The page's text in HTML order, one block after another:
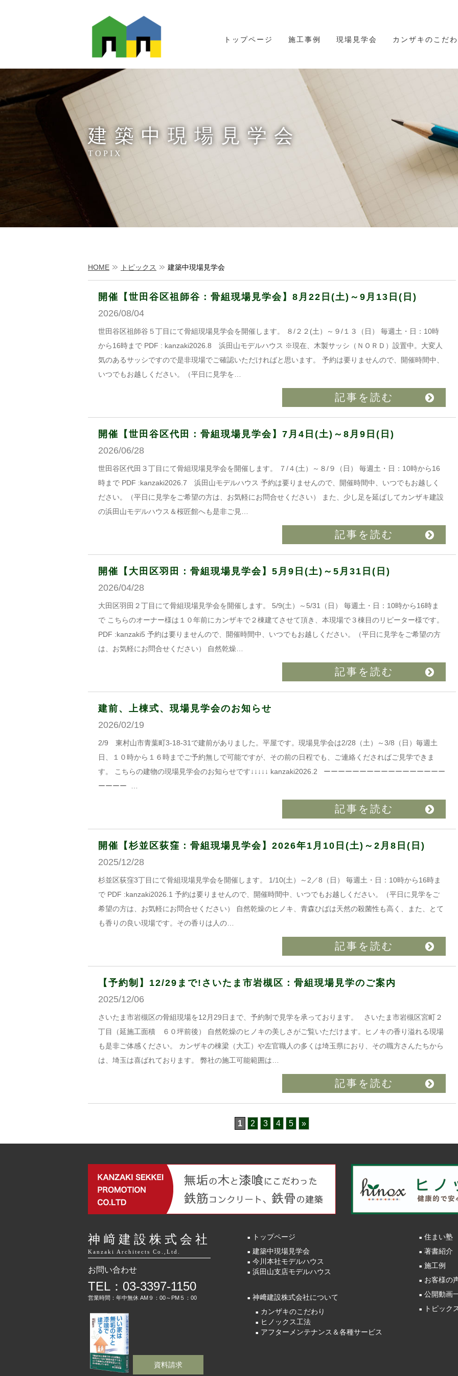
トップページ 施工事例 現場見学会 カンザキのこだわ
建築中現場見学会
TOPIX
HOME トピックス 建築中現場見学会
開催【世田谷区祖師谷：骨組現場見学会】8月22日(土)～9月13日(日)
2026/08/04
世田谷区祖師谷５丁目にて骨組現場見学会を開催します。 ８/２２(土）～９/１３（日） 毎週土・日：10時
から16時まで PDF : kanzaki2026.8 浜田山モデルハウス ※現在、木製サッシ（ＮＯＲＤ）設置中。大変人
気のあるサッシですので是非現場でご確認いただければと思います。 予約は要りませんので、開催時間中、
いつでもお越しください。（平日に見学を…
記事を読む
開催【世田谷区代田：骨組現場見学会】7月4日(土)～8月9日(日)
2026/06/28
世田谷区代田３丁目にて骨組現場見学会を開催します。 ７/４(土）～８/９（日） 毎週土・日：10時から16
時まで PDF :kanzaki2026.7 浜田山モデルハウス 予約は要りませんので、開催時間中、いつでもお越しく
ださい。（平日に見学をご希望の方は、お気軽にお問合せください） また、少し足を延ばしてカンザキ建設
の浜田山モデルハウス＆桜匠館へも是非ご見…
記事を読む
開催【大田区羽田：骨組現場見学会】5月9日(土)～5月31日(日)
2026/04/28
大田区羽田２丁目にて骨組現場見学会を開催します。 5/9(土）～5/31（日） 毎週土・日：10時から16時ま
で こちらのオーナー様は１０年前にカンザキで２棟建てさせて頂き、本現場で３棟目のリピーター様です。
PDF :kanzaki5 予約は要りませんので、開催時間中、いつでもお越しください。（平日に見学をご希望の方
は、お気軽にお問合せください） 自然乾燥…
記事を読む
建前、上棟式、現場見学会のお知らせ
2026/02/19
2/9 東村山市青葉町3-18-31で建前がありました。平屋です。現場見学会は2/28（土）～3/8（日）毎週土
日、１０時から１６時までご予約無しで可能ですが、その前の日程でも、ご連絡くださればご見学できま
す。 こちらの建物の現場見学会のお知らせです↓↓↓↓↓ kanzaki2026.2 ーーーーーーーーーーーーーーーーー
ーーーー …
記事を読む
開催【杉並区荻窪：骨組現場見学会】2026年1月10日(土)～2月8日(日)
2025/12/28
杉並区荻窪3丁目にて骨組現場見学会を開催します。 1/10(土）～2／8（日） 毎週土・日：10時から16時ま
で PDF :kanzaki2026.1 予約は要りませんので、開催時間中、いつでもお越しください。（平日に見学をご
希望の方は、お気軽にお問合せください） 自然乾燥のヒノキ、青森ひばは天然の殺菌性も高く、また、とて
も香りの良い現場です。その香りは人の…
記事を読む
【予約制】12/29まで!さいたま市岩槻区：骨組現場見学のご案内
2025/12/06
さいたま市岩槻区の骨組現場を12月29日まで、予約制で見学を承っております。 さいたま市岩槻区宮町２
丁目（延施工面積 ６０坪前後） 自然乾燥のヒノキの美しさがご覧いただけます。ヒノキの香り溢れる現場
も是非ご体感ください。 カンザキの棟梁（大工）や左官職人の多くは埼玉県におり、その職方さんたちから
は、埼玉は喜ばれております。 弊社の施工可能範囲は…
記事を読む
1 2 3 4 5 »
神﨑建設株式会社
Kanzaki Architects Co.,Ltd.
お問い合わせ
TEL：03-3397-1150
営業時間：年中無休 AM９：00～PM５：00
資料請求
トップページ
建築中現場見学会
今川本社モデルハウス
浜田山支店モデルハウス
神﨑建設株式会社について
カンザキのこだわり
ヒノックス工法
アフターメンテナンス＆各種サービス
住まい塾
著書紹介
施工例
お客様の
公開動画
トピック